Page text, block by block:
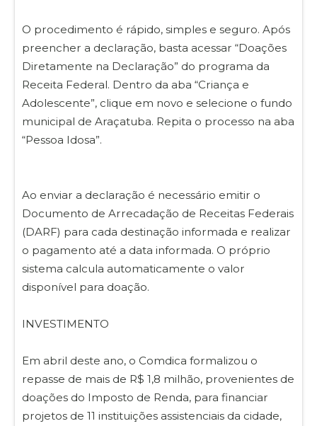
O procedimento é rápido, simples e seguro. Após
preencher a declaração, basta acessar “Doações
Diretamente na Declaração” do programa da
Receita Federal. Dentro da aba “Criança e
Adolescente”, clique em novo e selecione o fundo
municipal de Araçatuba. Repita o processo na aba
“Pessoa Idosa”.
Ao enviar a declaração é necessário emitir o
Documento de Arrecadação de Receitas Federais
(DARF) para cada destinação informada e realizar
o pagamento até a data informada. O próprio
sistema calcula automaticamente o valor
disponível para doação.
INVESTIMENTO
Em abril deste ano, o Comdica formalizou o
repasse de mais de R$ 1,8 milhão, provenientes de
doações do Imposto de Renda, para financiar
projetos de 11 instituições assistenciais da cidade,